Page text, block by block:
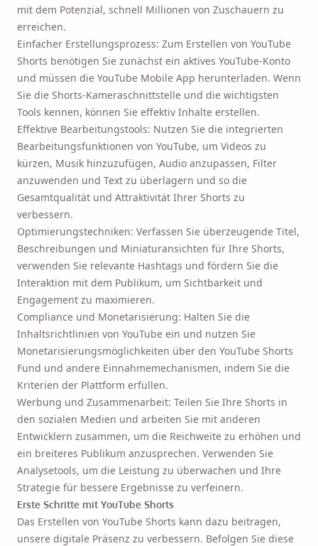
mit dem Potenzial, schnell Millionen von Zuschauern zu
erreichen.
Einfacher Erstellungsprozess: Zum Erstellen von YouTube
Shorts benötigen Sie zunächst ein aktives YouTube-Konto
und müssen die YouTube Mobile App herunterladen. Wenn
Sie die Shorts-Kameraschnittstelle und die wichtigsten
Tools kennen, können Sie effektiv Inhalte erstellen.
Effektive Bearbeitungstools: Nutzen Sie die integrierten
Bearbeitungsfunktionen von YouTube, um Videos zu
kürzen, Musik hinzuzufügen, Audio anzupassen, Filter
anzuwenden und Text zu überlagern und so die
Gesamtqualität und Attraktivität Ihrer Shorts zu
verbessern.
Optimierungstechniken: Verfassen Sie überzeugende Titel,
Beschreibungen und Miniaturansichten für Ihre Shorts,
verwenden Sie relevante Hashtags und fördern Sie die
Interaktion mit dem Publikum, um Sichtbarkeit und
Engagement zu maximieren.
Compliance und Monetarisierung: Halten Sie die
Inhaltsrichtlinien von YouTube ein und nutzen Sie
Monetarisierungsmöglichkeiten über den YouTube Shorts
Fund und andere Einnahmemechanismen, indem Sie die
Kriterien der Plattform erfüllen.
Werbung und Zusammenarbeit: Teilen Sie Ihre Shorts in
den sozialen Medien und arbeiten Sie mit anderen
Entwicklern zusammen, um die Reichweite zu erhöhen und
ein breiteres Publikum anzusprechen. Verwenden Sie
Analysetools, um die Leistung zu überwachen und Ihre
Strategie für bessere Ergebnisse zu verfeinern.
Erste Schritte mit YouTube Shorts
Das Erstellen von YouTube Shorts kann dazu beitragen,
unsere digitale Präsenz zu verbessern. Befolgen Sie diese